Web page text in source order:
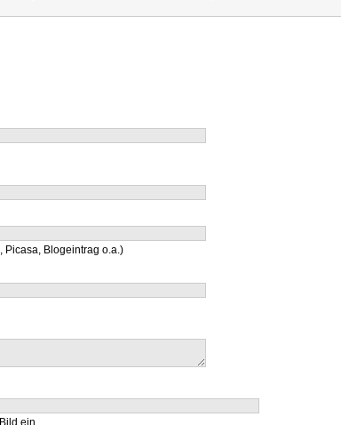
Picasa, Blogeintrag o.a.)
ein